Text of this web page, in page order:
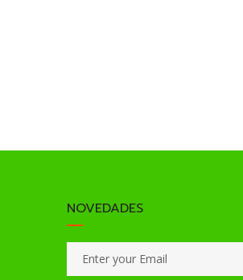
NOVEDADES